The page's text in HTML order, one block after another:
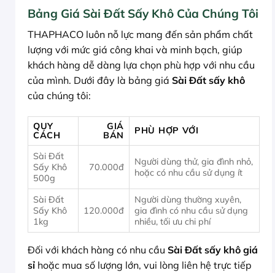
Bảng Giá Sài Đất Sấy Khô Của Chúng Tôi
THAPHACO luôn nỗ lực mang đến sản phẩm chất
lượng với mức giá công khai và minh bạch, giúp
khách hàng dễ dàng lựa chọn phù hợp với nhu cầu
của mình. Dưới đây là bảng giá Sài Đất sấy khô
của chúng tôi:
QUY
CÁCH
GIÁ
BÁN
PHÙ HỢP VỚI
Sài Đất
Sấy Khô
500g
70.000đ
Người dùng thử, gia đình nhỏ,
hoặc có nhu cầu sử dụng ít
Sài Đất
Sấy Khô
1kg
120.000đ
Người dùng thường xuyên,
gia đình có nhu cầu sử dụng
nhiều, tối ưu chi phí
Đối với khách hàng có nhu cầu Sài Đất sấy khô giá
sỉ hoặc mua số lượng lớn, vui lòng liên hệ trực tiếp